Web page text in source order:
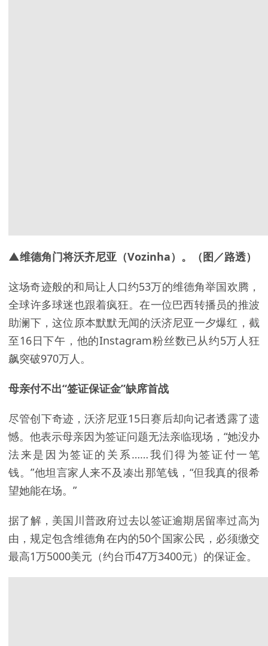
▲维德角门将沃齐尼亚（Vozinha）。（图／路透）
这场奇迹般的和局让人口约53万的维德角举国欢腾，
全球许多球迷也跟着疯狂。在一位巴西转播员的推波
助澜下，这位原本默默无闻的沃济尼亚一夕爆红，截
至16日下午，他的Instagram粉丝数已从约5万人狂
飙突破970万人。
母亲付不出“签证保证金”缺席首战
尽管创下奇迹，沃济尼亚15日赛后却向记者透露了遗
憾。他表示母亲因为签证问题无法亲临现场，“她没办
法来是因为签证的关系……我们得为签证付一笔
钱。”他坦言家人来不及凑出那笔钱，“但我真的很希
望她能在场。”
据了解，美国川普政府过去以签证逾期居留率过高为
由，规定包含维德角在内的50个国家公民，必须缴交
最高1万5000美元（约台币47万3400元）的保证金。